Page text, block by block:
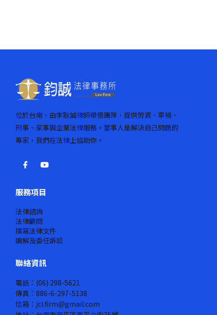
位於台南，由李耿誠律師帶領團隊，提供勞資、車禍、
刑事、家事與企業法律服務。當事人是解決自己問題的
專家，我們在法律上協助你。
服務項目
法律諮詢
法律顧問
撰寫法律文件
調解及委任訴訟
聯絡資訊
電話：(06) 298-5621
傳真：886-6-297-5138
信箱：jcl.firm@gmail.com